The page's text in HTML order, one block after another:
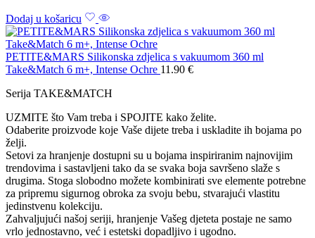
Dodaj u košaricu
PETITE&MARS Silikonska zdjelica s vakuumom 360 ml
Take&Match 6 m+, Intense Ochre 11.90 €
Serija TAKE&MATCH
UZMITE što Vam treba i SPOJITE kako želite.
Odaberite proizvode koje Vaše dijete treba i uskladite ih bojama po
želji.
Setovi za hranjenje dostupni su u bojama inspiriranim najnovijim
trendovima i sastavljeni tako da se svaka boja savršeno slaže s
drugima. Stoga slobodno možete kombinirati sve elemente potrebne
za pripremu sigurnog obroka za svoju bebu, stvarajući vlastitu
jedinstvenu kolekciju.
Zahvaljujući našoj seriji, hranjenje Vašeg djeteta postaje ne samo
vrlo jednostavno, već i estetski dopadljivo i ugodno.